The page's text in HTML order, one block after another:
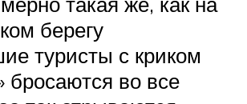
берегу
туристы с криком
во все